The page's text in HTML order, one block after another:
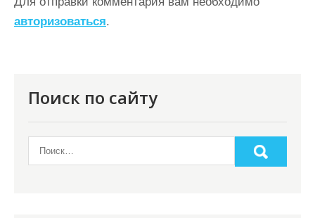
ц
и
авторизоваться.
Поиск по сайту